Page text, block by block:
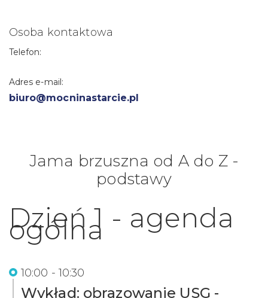
Osoba kontaktowa
Telefon:
Adres e-mail:
biuro@mocninastarcie.pl
Jama brzuszna od A do Z -
podstawy
Dzień 1 - agenda
ogólna
10:00 - 10:30
Wykład: obrazowanie USG -